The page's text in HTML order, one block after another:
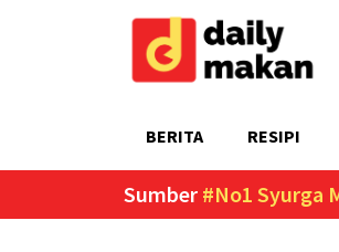
BERITA RESIPI
Sumber #No1 Syurga